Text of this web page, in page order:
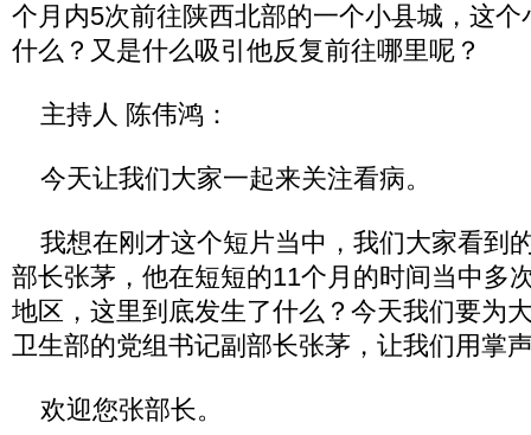
个月内5次前往陕西北部的一个小县城，这
什么？又是什么吸引他反复前往哪里呢？
主持人 陈伟鸿：
今天让我们大家一起来关注看病。
我想在刚才这个短片当中，我们大家看到
部长张茅，他在短短的11个月的时间当中多
地区，这里到底发生了什么？今天我们要为
卫生部的党组书记副部长张茅，让我们用掌
欢迎您张部长。